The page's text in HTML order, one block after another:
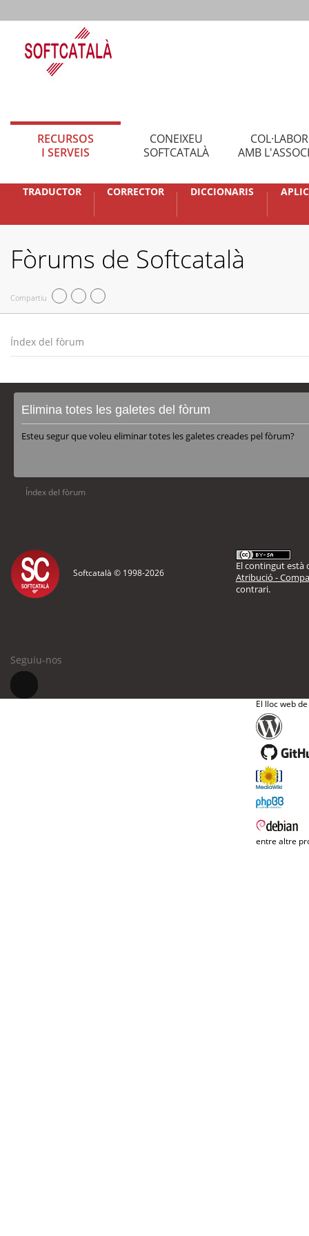
RECURSOS
I SERVEIS
CONEIXEU
SOFTCATALÀ
AMB
TRADUCTOR CORRECTOR DICCIONARIS
Fòrums de Softcatalà
Compartiu
Índex del fòrum
Elimina totes les galetes del fòrum
Esteu segur que voleu eliminar totes les galetes creades pel fòrum?
Índex del fòrum
Softcatalà © 1998-2026
El contingut està
Atribució -
contrari.
Seguiu-nos
El lloc web
entre altre